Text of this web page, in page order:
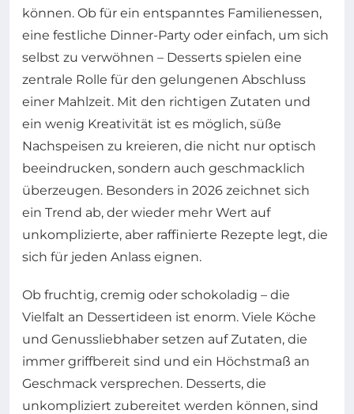
können. Ob für ein entspanntes Familienessen,
eine festliche Dinner-Party oder einfach, um sich
selbst zu verwöhnen – Desserts spielen eine
zentrale Rolle für den gelungenen Abschluss
einer Mahlzeit. Mit den richtigen Zutaten und
ein wenig Kreativität ist es möglich, süße
Nachspeisen zu kreieren, die nicht nur optisch
beeindrucken, sondern auch geschmacklich
überzeugen. Besonders in 2026 zeichnet sich
ein Trend ab, der wieder mehr Wert auf
unkomplizierte, aber raffinierte Rezepte legt, die
sich für jeden Anlass eignen.
Ob fruchtig, cremig oder schokoladig – die
Vielfalt an Dessertideen ist enorm. Viele Köche
und Genussliebhaber setzen auf Zutaten, die
immer griffbereit sind und ein Höchstmaß an
Geschmack versprechen. Desserts, die
unkompliziert zubereitet werden können, sind